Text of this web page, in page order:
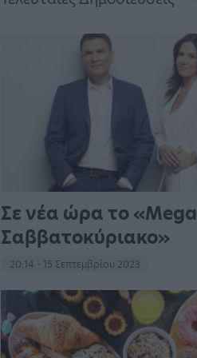
Σε νέα ώρα το «Mega
Σαββατοκύριακο»
20:14 - 15 Σεπτεμβρίου 2023